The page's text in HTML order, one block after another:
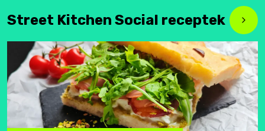
Street Kitchen Social receptek